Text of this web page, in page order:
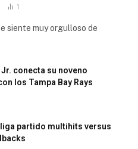
1
siente muy orgulloso de
conecta su noveno
los Tampa Bay Rays
liga partido multihits versus